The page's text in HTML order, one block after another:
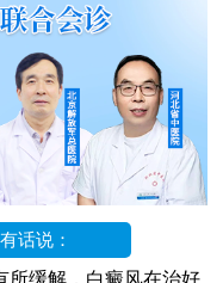
话说：
所缓解，白癜风在治好